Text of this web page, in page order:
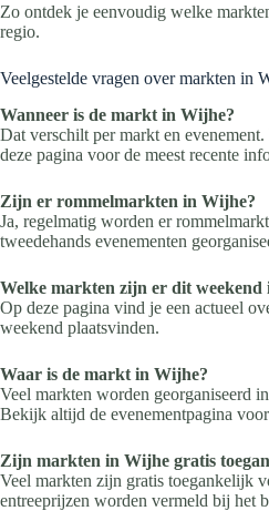
Zo ontdek je eenvoudig welke
regio.
Veelgestelde vragen over markten in
Wanneer is de markt in Wijhe?
Dat verschilt per markt en
deze pagina voor de meest recente
Zijn er rommelmarkten in Wijhe?
Ja, regelmatig worden er
tweedehands evenementen
Welke markten zijn er dit weekend
Op deze pagina vind je een actueel
weekend plaatsvinden.
Waar is de markt in Wijhe?
Veel markten worden georganiseerd
Bekijk altijd de evenementpagina
Zijn markten in Wijhe gratis
Veel markten zijn gratis toegankelijk
entreeprijzen worden vermeld bij het